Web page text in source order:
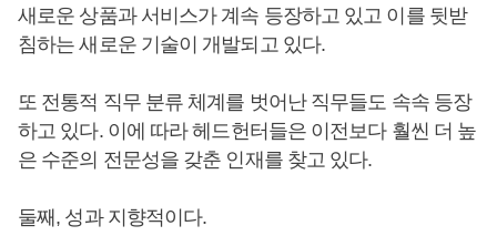
새로운 상품과 서비스가 계속 등장하고 있고 이를 뒷받
침하는 새로운 기술이 개발되고 있다.
또 전통적 직무 분류 체계를 벗어난 직무들도 속속 등장
하고 있다. 이에 따라 헤드헌터들은 이전보다 훨씬 더 높
은 수준의 전문성을 갖춘 인재를 찾고 있다.
둘째, 성과 지향적이다.